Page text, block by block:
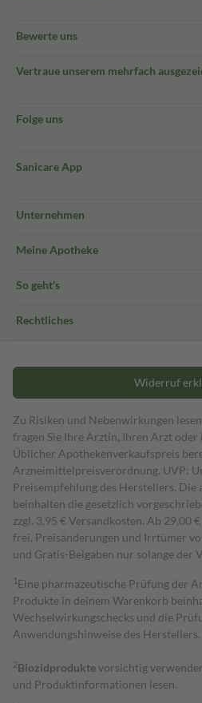
Bewerte uns
Vertraue unserem mehrfach
Folge uns
Sanicare App
Unternehmen
Meine Apotheke
So geht's
Rechtliches
Widerruf
Zu Risiken und Nebenwirkungen
fragen Sie Ihre Ärztin, Ihren Arzt oder
Üblicher Apothekenverkaufspreis
Arzneimittelpreisverordnung. UVP:
Preisempfehlung des Herstellers. Die
beinhalten die gesetzlich
zzgl. 3,95 € Versandkosten. Ab 29,00
frei. Preisänderungen und Irrtümer
und Gratis-Beigaben nur solange der
1 Eine pharmazeutische Prüfung der
Produkte in deinem Warenkorb
Wechselwirkungschecks und die
Anwendungshinweise des Herstellers.
2Biozidproduktevorsichtig
und Produktinformationen lesen.